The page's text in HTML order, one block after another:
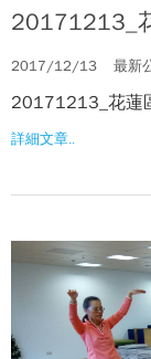
20171213_
2017/12/13 最新
20171213_花蓮
詳細文章..